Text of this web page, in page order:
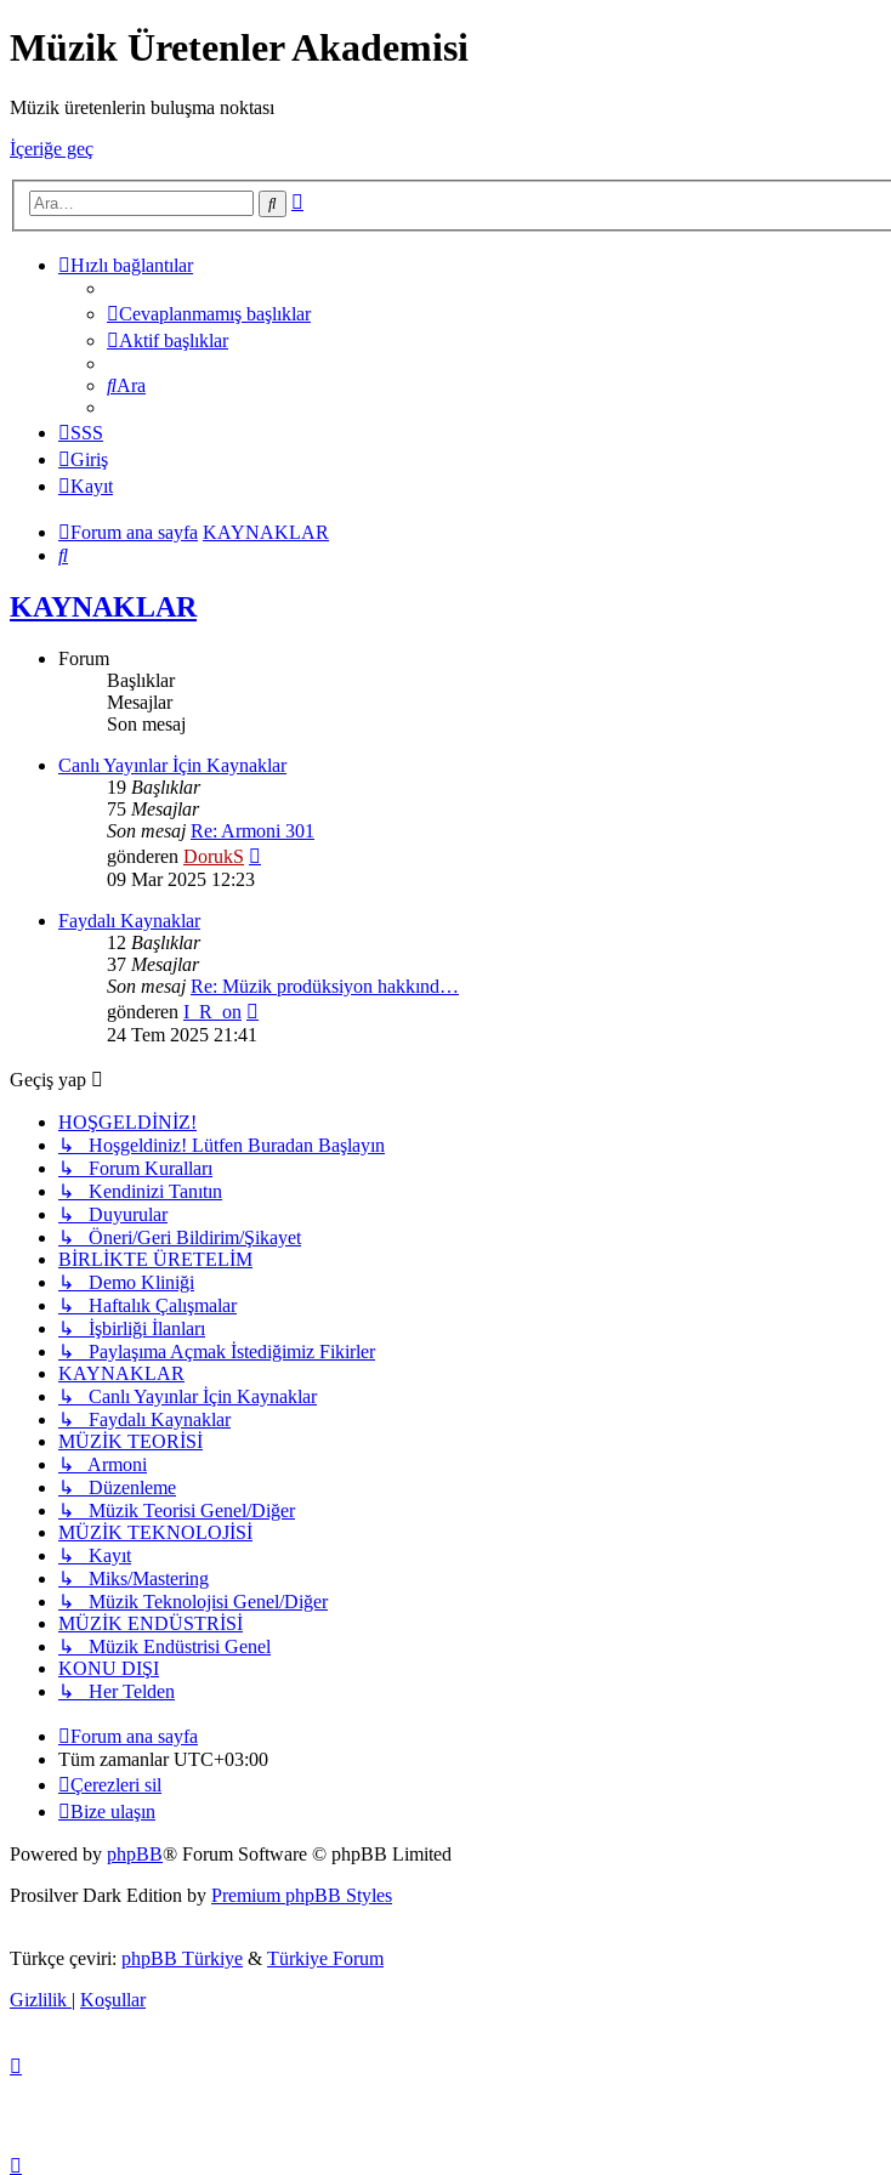
Müzik Üretenler Akademisi
Müzik üretenlerin buluşma noktası
İçeriğe geç
Ara
Hızlı bağlantılar
Cevaplanmamış başlıklar
Aktif başlıklar
Ara
SSS
Giriş
Kayıt
Forum ana sayfa KAYNAKLAR
Ara
KAYNAKLAR
Forum
Başlıklar
Mesajlar
Son mesaj
Canlı Yayınlar İçin Kaynaklar
19 Başlıklar
75 Mesajlar
Son mesaj Re: Armoni 301
gönderen DorukS
09 Mar 2025 12:23
Faydalı Kaynaklar
12 Başlıklar
37 Mesajlar
Son mesaj Re: Müzik prodüksiyon hakkınd…
gönderen I_R_on
24 Tem 2025 21:41
Geçiş yap
HOŞGELDİNİZ!
↳ Hoşgeldiniz! Lütfen Buradan Başlayın
↳ Forum Kuralları
↳ Kendinizi Tanıtın
↳ Duyurular
↳ Öneri/Geri Bildirim/Şikayet
BİRLİKTE ÜRETELİM
↳ Demo Kliniği
↳ Haftalık Çalışmalar
↳ İşbirliği İlanları
↳ Paylaşıma Açmak İstediğimiz Fikirler
KAYNAKLAR
↳ Canlı Yayınlar İçin Kaynaklar
↳ Faydalı Kaynaklar
MÜZİK TEORİSİ
↳ Armoni
↳ Düzenleme
↳ Müzik Teorisi Genel/Diğer
MÜZİK TEKNOLOJİSİ
↳ Kayıt
↳ Miks/Mastering
↳ Müzik Teknolojisi Genel/Diğer
MÜZİK ENDÜSTRİSİ
↳ Müzik Endüstrisi Genel
KONU DIŞI
↳ Her Telden
Forum ana sayfa
Tüm zamanlarUTC+03:00
Çerezleri sil
Bize ulaşın
Powered by phpBB® Forum Software © phpBB Limited
Prosilver Dark Edition by Premium phpBB Styles
Türkçe çeviri: phpBB Türkiye & Türkiye Forum
Gizlilik | Koşullar